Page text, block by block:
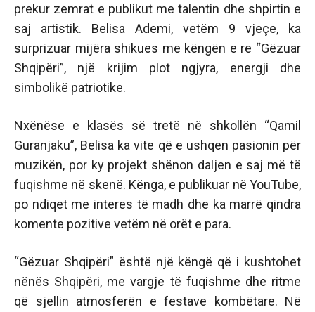
prekur zemrat e publikut me talentin dhe shpirtin e
saj artistik. Belisa Ademi, vetëm 9 vjeçe, ka
surprizuar mijëra shikues me këngën e re “Gëzuar
Shqipëri”, një krijim plot ngjyra, energji dhe
simbolikë patriotike.
Nxënëse e klasës së tretë në shkollën “Qamil
Guranjaku”, Belisa ka vite që e ushqen pasionin për
muzikën, por ky projekt shënon daljen e saj më të
fuqishme në skenë. Kënga, e publikuar në YouTube,
po ndiqet me interes të madh dhe ka marrë qindra
komente pozitive vetëm në orët e para.
“Gëzuar Shqipëri” është një këngë që i kushtohet
nënës Shqipëri, me vargje të fuqishme dhe ritme
që sjellin atmosferën e festave kombëtare. Në